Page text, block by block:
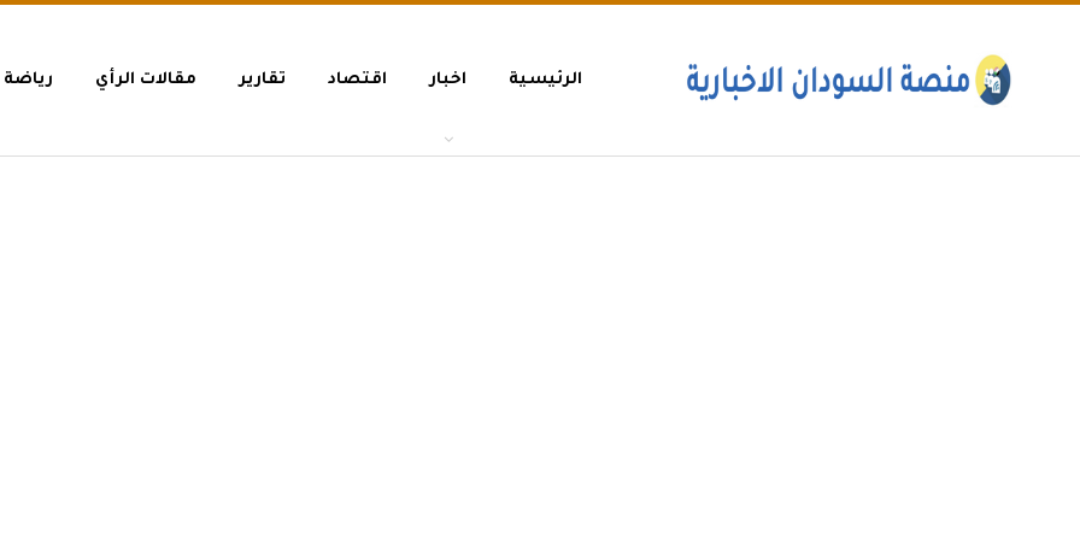
الرئيسية اخبار اقتصاد تقارير مقالات الرأي رياضة